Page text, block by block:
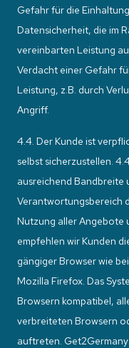
Gefahr für die
Datensicherheit, die im
vereinbarten Leistung
Verdacht einer Gefahr
Leistung, z.B. durch
Angriff.
4.4. Der Kunde ist
selbst sicherzustellen.
ausreichend Bandbreite
Verantwortungsbereich
Nutzung aller Angebote
empfehlen wir Kunden
gängiger Browser wie
Mozilla Firefox. Das
Browsern kompatibel,
verbreiteten Browsern
auftreten.